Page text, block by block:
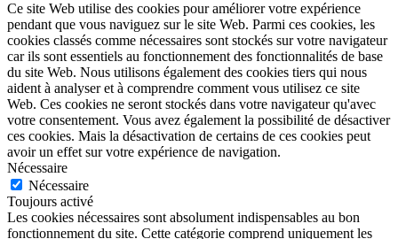
Ce site Web utilise des cookies pour améliorer votre expérience
pendant que vous naviguez sur le site Web. Parmi ces cookies, les
cookies classés comme nécessaires sont stockés sur votre navigateur
car ils sont essentiels au fonctionnement des fonctionnalités de base
du site Web. Nous utilisons également des cookies tiers qui nous
aident à analyser et à comprendre comment vous utilisez ce site
Web. Ces cookies ne seront stockés dans votre navigateur qu'avec
votre consentement. Vous avez également la possibilité de désactiver
ces cookies. Mais la désactivation de certains de ces cookies peut
avoir un effet sur votre expérience de navigation.
Nécessaire
Nécessaire
Toujours activé
Les cookies nécessaires sont absolument indispensables au bon
fonctionnement du site. Cette catégorie comprend uniquement les